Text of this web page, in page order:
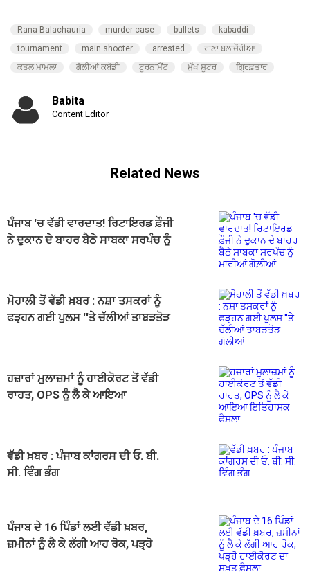
Rana Balachauria murder case bullets
kabaddi
tournament
main shooter arrested
ਰਾਣਾ ਬਲਾਚੌਰੀਆ
ਕਤਲ ਮਾਮਲਾ
ਗੋਲੀਆਂ ਕਬੱਡੀ ਟੂਰਨਾਮੈਂਟ ਮੁੱਖ ਸ਼ੂਟਰ ਗ੍ਰਿਫ਼ਤਾਰ
Babita
Content Editor
Related News
ਪੰਜਾਬ 'ਚ ਵੱਡੀ ਵਾਰਦਾਤ! ਰਿਟਾਇਰਡ ਫ਼ੌਜੀ
ਨੇ ਦੁਕਾਨ ਦੇ ਬਾਹਰ ਬੈਠੇ ਸਾਬਕਾ ਸਰਪੰਚ ਨੂੰ
ਮੋਹਾਲੀ ਤੋਂ ਵੱਡੀ ਖ਼ਬਰ : ਨਸ਼ਾ ਤਸਕਰਾਂ ਨੂੰ
ਫੜ੍ਹਨ ਗਈ ਪੁਲਸ ''ਤੇ ਚੱਲੀਆਂ ਤਾਬੜਤੋੜ
ਹਜ਼ਾਰਾਂ ਮੁਲਾਜ਼ਮਾਂ ਨੂੰ ਹਾਈਕੋਰਟ ਤੋਂ ਵੱਡੀ
ਰਾਹਤ, OPS ਨੂੰ ਲੈ ਕੇ ਆਇਆ
ਵੱਡੀ ਖ਼ਬਰ : ਪੰਜਾਬ ਕਾਂਗਰਸ ਦੀ ਓ. ਬੀ.
ਸੀ. ਵਿੰਗ ਭੰਗ
ਪੰਜਾਬ ਦੇ 16 ਪਿੰਡਾਂ ਲਈ ਵੱਡੀ ਖ਼ਬਰ,
ਜ਼ਮੀਨਾਂ ਨੂੰ ਲੈ ਕੇ ਲੱਗੀ ਆਹ ਰੋਕ, ਪੜ੍ਹੋ